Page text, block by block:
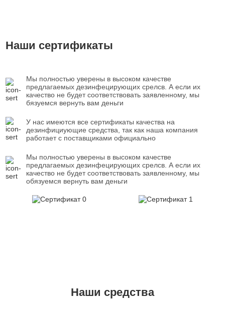
Наши сертификаты
Мы полностью уверены в высоком качестве
предлагаемых дезинфецирующих срелсв. А если их
качество не будет соответствовать заявленному, мы
бязуемся вернуть вам деньги
У нас имеются все сертификаты качества на
дезинфициующие средства, так как наша компания
работает с поставщиками официально
Мы полностью уверены в высоком качестве
предлагаемых дезинфецирующих срелсв. А если их
качество не будет соответствовать заявленному, мы
обязуемся вернуть вам деньги
Наши средства